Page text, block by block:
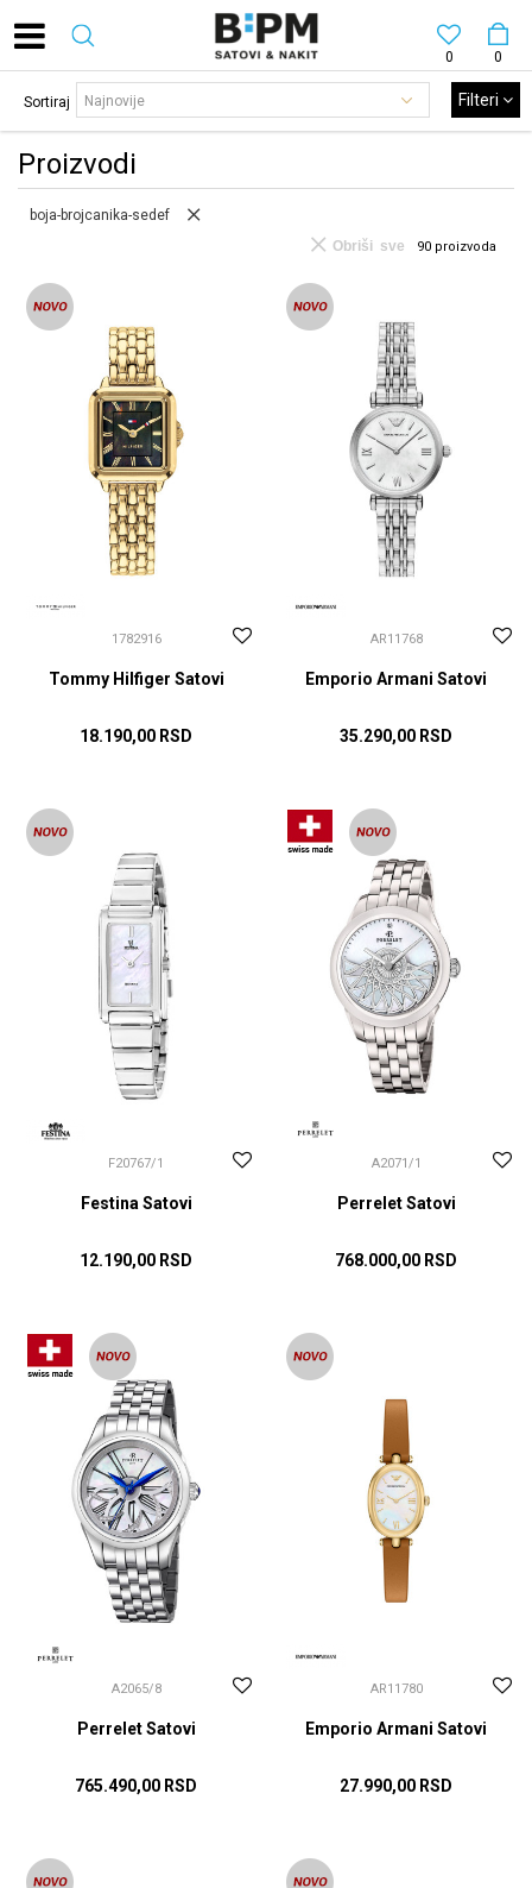
0
0
Proizvodi
Sortiraj Filteri
boja-brojcanika-sedef
90 proizvoda
Obriši sve
1782916
Tommy Hilfiger Satovi
18.190,00 RSD
AR11768
Emporio Armani Satovi
35.290,00 RSD
DODAJ U KORPU
F20767/1
Festina Satovi
12.190,00 RSD
DODAJ U KORPU
A2071/1
Perrelet Satovi
768.000,00 RSD
A2065/8
Perrelet Satovi
765.490,00 RSD
AR11780
Emporio Armani Satovi
27.990,00 RSD